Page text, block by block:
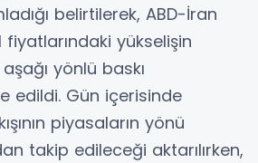
belirtilerek, ABD-İran
yükselişin
yönlü baskı
edildi. Gün içerisinde
piyasaların yönü
takip edileceği aktarılırken,